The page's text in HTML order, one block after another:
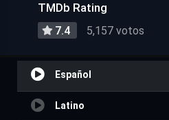
TMDb Rating
7.4 5,157 votos
Español
Latino